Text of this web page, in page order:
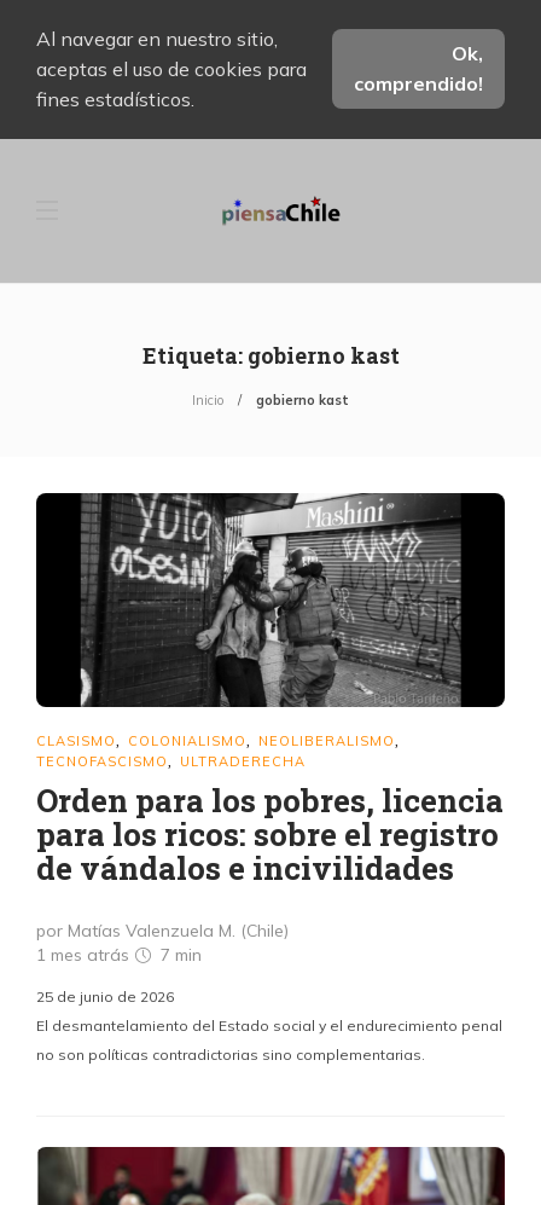
Al navegar en nuestro sitio,
aceptas el uso de cookies para
fines estadísticos.
Ok,
comprendido!
Etiqueta: gobierno kast
Inicio gobierno kast
CLASISMO COLONIALISMO NEOLIBERALISMO
TECNOFASCISMO ULTRADERECHA
Orden para los pobres, licencia
para los ricos: sobre el registro
de vándalos e incivilidades
por Matías Valenzuela M. (Chile)
1 mes atrás
7 min
25 de junio de 2026
El desmantelamiento del Estado social y el endurecimiento penal
no son políticas contradictorias sino complementarias.